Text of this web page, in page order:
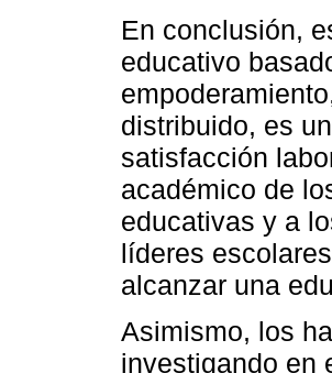
En conclusión,
educativo
distribuido, es
satisfacción
académico de
educativas y a
líderes
alcanzar una
Asimismo, los
investigando en